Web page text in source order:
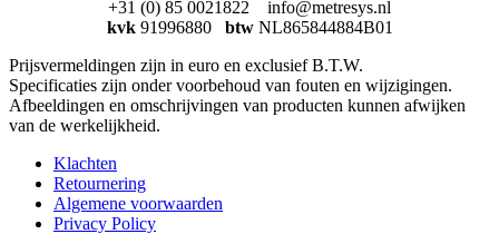
+31 (0) 85 0021822 info@metresys.nl
kvk 91996880 btw NL865844884B01
Prijsvermeldingen zijn in euro en exclusief B.T.W.
Specificaties zijn onder voorbehoud van fouten en wijzigingen.
Afbeeldingen en omschrijvingen van producten kunnen afwijken
van de werkelijkheid.
Klachten
Retournering
Algemene voorwaarden
Privacy Policy